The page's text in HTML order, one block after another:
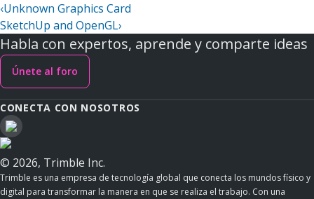
‹Unknown Graphics Card
SketchUp and OpenGL›
Habla con expertos, aprende y comparte ideas
Únete al foro
CONECTA CON NOSOTROS
© 2026, Trimble Inc.
Trimble es una empresa de tecnología global que conecta los mundos físico y
digital para transformar la manera en que se realiza el trabajo. Con una